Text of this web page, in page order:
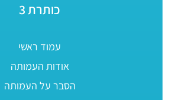
כותרת 3
עמוד ראשי
אודות העמותה
הסבר על העמותה